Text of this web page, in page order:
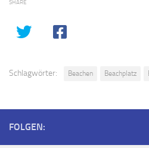
SHARE
Schlagwörter: Beachen Beachplatz
FOLGEN: